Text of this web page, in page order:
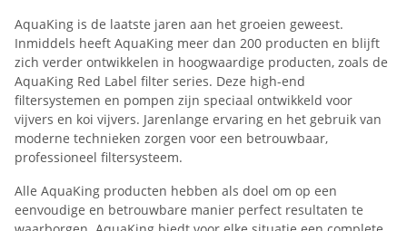
AquaKing is de laatste jaren aan het groeien geweest.
Inmiddels heeft AquaKing meer dan 200 producten en blijft
zich verder ontwikkelen in hoogwaardige producten, zoals de
AquaKing Red Label filter series. Deze high-end
filtersystemen en pompen zijn speciaal ontwikkeld voor
vijvers en koi vijvers. Jarenlange ervaring en het gebruik van
moderne technieken zorgen voor een betrouwbaar,
professioneel filtersysteem.
Alle AquaKing producten hebben als doel om op een
eenvoudige en betrouwbare manier perfect resultaten te